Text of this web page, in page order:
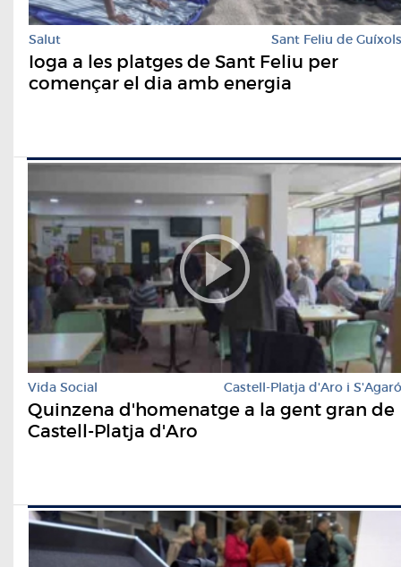
Salut Sant Feliu de Guíxols
Ioga a les platges de Sant Feliu per
començar el dia amb energia
Vida Social Castell-Platja d'Aro i S'Agaró
Quinzena d'homenatge a la gent gran de
Castell-Platja d'Aro